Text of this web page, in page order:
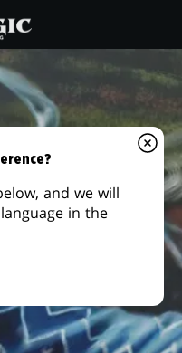
and we will
in the